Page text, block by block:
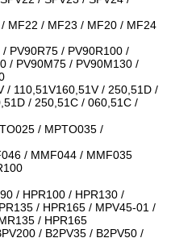
MF22 / MF23 / MF20 / MF24
PV90R75 / PV90R100 /
/ PV90M75 / PV90M130 /
/ 110,51V160,51V / 250,51D /
/ 250,51C / 060,51C /
/ MPTO035 /
/ MMF044 / MMF035
/ HPR100 / HPR130 /
/ HPR165 / MPV45-01 /
/ HPR165
/ B2PV35 / B2PV50 /